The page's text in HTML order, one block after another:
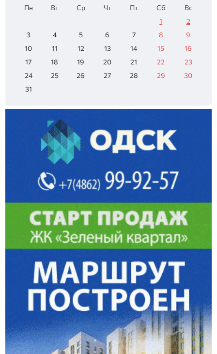
Пн Вт Ср Чт Пт Сб
Вс
1
2
3
4 5 6 7 8
9
10
11 12 13 14 15
16
17
18 19 20 21 22
23
24
25 26 27 28 29
30
31